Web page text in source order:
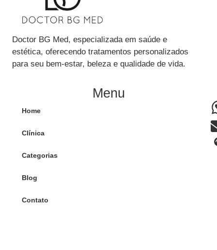
Doctor BG Med, especializada em saúde e
estética, oferecendo tratamentos personalizados
para seu bem-estar, beleza e qualidade de vida.
Menu
Home
Clínica
Categorias
Blog
Contato